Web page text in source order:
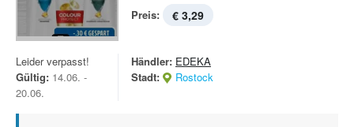
Preis: € 3,29
Leider verpasst!
Gültig: 14.06. -
20.06.
Händler: EDEKA
Stadt:
Rostock